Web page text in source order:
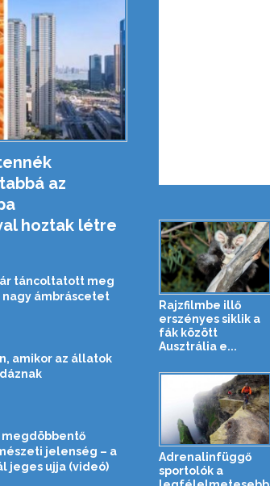
az
hoztak létre
táncoltatott meg
nagy ámbráscetet
amikor az állatok
megdöbbentő
jelenség – a
jeges ujja (videó)
Rajzfilmbe illő
erszényes siklik a
fák között
Ausztrália e...
Adrenalinfüggő
sportolók a